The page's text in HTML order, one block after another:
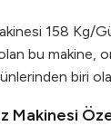
158 Kg/
bu makine,
biri
Makinesi